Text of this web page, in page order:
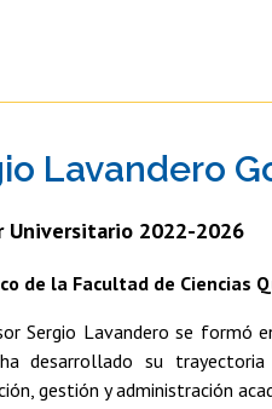
Lavandero
Universitario 2022-2026
de la Facultad de Ciencias
Sergio Lavandero se formó
desarrollado su
gestión y administración